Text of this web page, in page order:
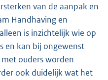
van de aanpak en
Handhaving en
is inzichtelijk wie op
en kan bij ongewenst
ouders worden
ook duidelijk wat het